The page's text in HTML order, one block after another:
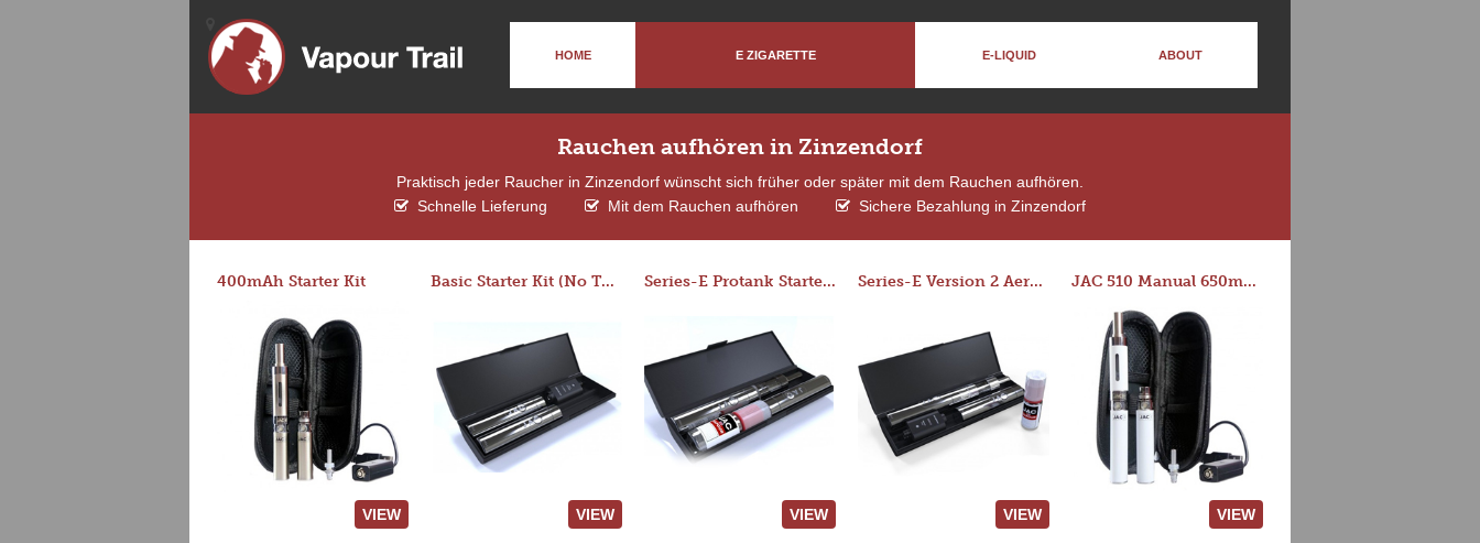
HOME E ZIGARETTE E-LIQUID ABOUT
Rauchen aufhören in Zinzendorf
Praktisch jeder Raucher in Zinzendorf wünscht sich früher oder später mit dem Rauchen aufhören.
Schnelle Lieferung
Mit dem Rauchen aufhören Sichere Bezahlung in Zinzendorf
400mAh Starter Kit
VIEW
Basic Starter Kit (No Tank)
VIEW
Series-E Protank Starter Kit
VIEW
Series-E Version 2 Aero Tank Starter Kit
VIEW
JAC 510 Manual 650mAh Starter Kit
VIEW